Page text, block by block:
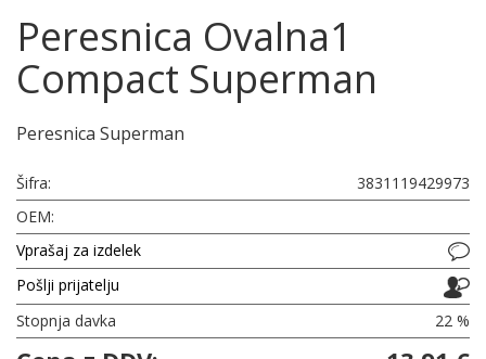
Peresnica Ovalna1
Compact Superman
Peresnica Superman
Šifra:
3831119429973
OEM:
Vprašaj za izdelek
Pošlji prijatelju
Stopnja davka
22 %